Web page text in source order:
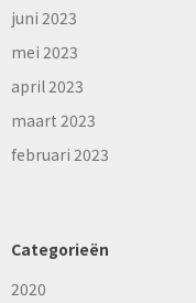
juni 2023
mei 2023
april 2023
maart 2023
februari 2023
Categorieën
2020